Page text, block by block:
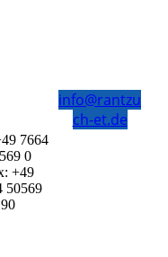
7664
0
+49
50569
90
info@rantzu
ch-et.de